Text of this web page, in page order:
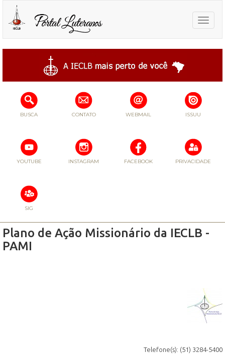
Toggle
BUSCA CONTATO WEBMAIL ISSUU
YOUTUBE INSTAGRAM FACEBOOK PRIVACIDADE
SIG
Plano de Ação Missionário da IECLB -
PAMI
Telefone(s): (51) 3284-5400